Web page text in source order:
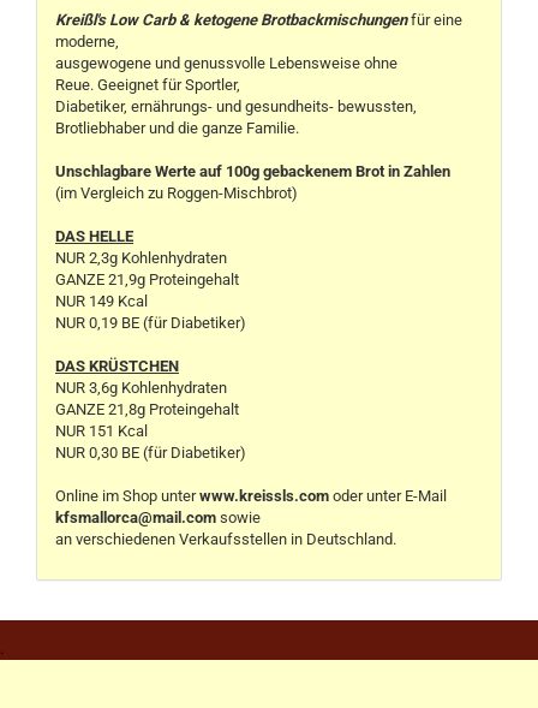
Kreißl's Low Carb & ketogene Brotbackmischungenfür eine
moderne,
ausgewogene und genussvolle Lebensweise ohne
Reue. Geeignet für Sportler,
Diabetiker, ernährungs- und gesundheits- bewussten,
Brotliebhaber und die ganze Familie.
Unschlagbare Werte auf 100g gebackenem Brot in Zahlen
(im Vergleich zu Roggen-Mischbrot)
DAS HELLE
NUR 2,3g Kohlenhydraten
GANZE 21,9g Proteingehalt
NUR 149 Kcal
NUR 0,19 BE (für Diabetiker)
DAS KRÜSTCHEN
NUR 3,6g Kohlenhydraten
GANZE 21,8g Proteingehalt
NUR 151 Kcal
NUR 0,30 BE (für Diabetiker)
Online im Shop unterwww.kreissls.com oder unter E-Mail
kfsmallorca@mail.com sowie
an verschiedenen Verkaufsstellen in Deutschland.
.